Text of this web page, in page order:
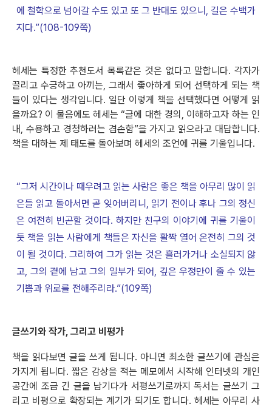
에 철학으로 넘어갈 수도 있고 또 그 반대도 있으니, 길은 수백가
지다.”(108-109쪽)
헤세는 특정한 추천도서 목록같은 것은 없다고 말합니다. 각자가
끌리고 수긍하고 아끼는, 그래서 좋아하게 되어 선택하게 되는 책
들이 있다는 생각입니다. 일단 이렇게 책을 선택했다면 어떻게 읽
을까요? 이 물음에도 헤세는 “글에 대한 경의, 이해하고자 하는 인
내, 수용하고 경청하려는 겸손함”을 가지고 읽으라고 대답합니다.
책을 대하는 제 태도를 돌아보며 헤세의 조언에 귀를 기울입니다.
“그저 시간이나 때우려고 읽는 사람은 좋은 책을 아무리 많이 읽
은들 읽고 돌아서면 곧 잊어버리니, 읽기 전이나 후나 그의 정신
은 여전히 빈곤할 것이다. 하지만 친구의 이야기에 귀를 기울이
듯 책을 읽는 사람에게 책들은 자신을 활짝 열어 온전히 그의 것
이 될 것이다. 그리하여 그가 읽는 것은 흘러가거나 소실되지 않
고, 그의 곁에 남고 그의 일부가 되어, 깊은 우정만이 줄 수 있는
기쁨과 위로를 전해주리라.”(109쪽)
글쓰기와 작가, 그리고 비평가
책을 읽다보면 글을 쓰게 됩니다. 아니면 최소한 글쓰기에 관심은
가지게 됩니다. 짧은 감상을 적는 메모에서 시작해 인터넷의 개인
공간에 조금 긴 글을 남기다가 서평쓰기로까지 독서는 글쓰기 그
리고 비평으로 확장되는 계기가 되기도 합니다. 헤세는 아무리 사